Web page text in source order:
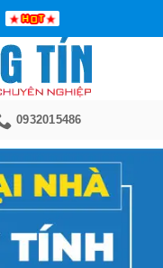
0932015486